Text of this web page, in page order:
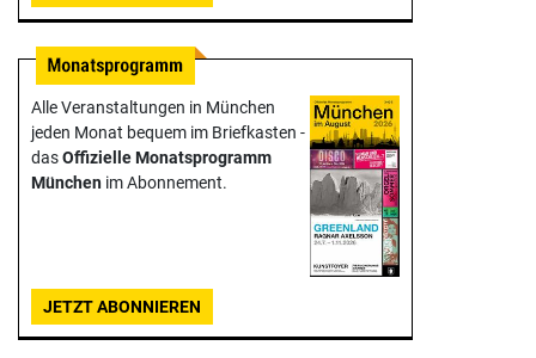
Alle Veranstaltungen in München
jeden Monat bequem im Briefkasten -
dasOffizielle Monats­programm
München im Abonnement.
JETZT ABONNIEREN